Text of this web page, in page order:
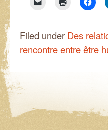
Filed under Des
rencontre entre être